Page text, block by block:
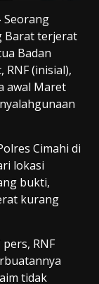
Seorang
Barat terjerat
Badan
RNF (inisial),
awal Maret
Cimahi di
lokasi
bukti,
kurang
RNF
tidak